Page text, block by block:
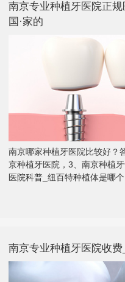
南京专业种植牙医院正
国·家的
南京哪家种植牙医院比较好？
京种植牙医院，3、南京种植
医院科普_纽百特种植体是哪
南京专业种植牙医院收